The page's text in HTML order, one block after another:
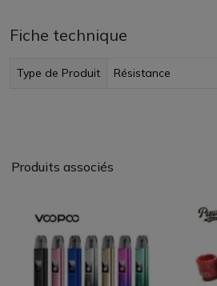
Fiche technique
Type de Produit Résistance
Produits associés